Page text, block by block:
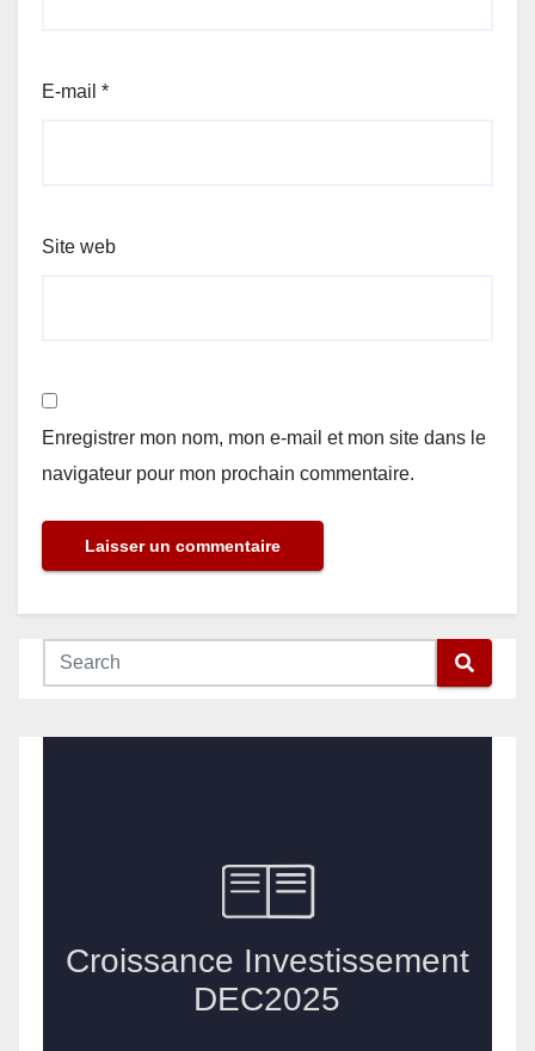
E-mail *
Site web
Enregistrer mon nom, mon e-mail et mon site dans le
navigateur pour mon prochain commentaire.